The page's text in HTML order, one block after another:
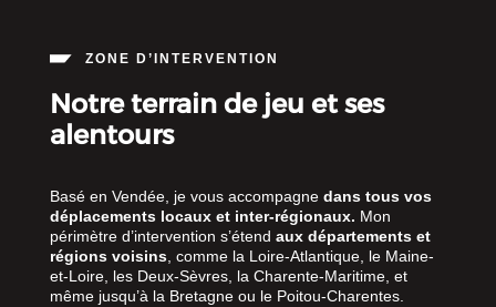
ZONE D’INTERVENTION
Notre terrain de jeu et ses
alentours
Basé en Vendée, je vous accompagnedans tous vos
déplacements locaux et inter-régionaux. Mon
périmètre d’intervention s’étend aux départements et
régions voisins, comme la Loire-Atlantique, le Maine-
et-Loire, les Deux-Sèvres, la Charente-Maritime, et
même jusqu’à la Bretagne ou le Poitou-Charentes.